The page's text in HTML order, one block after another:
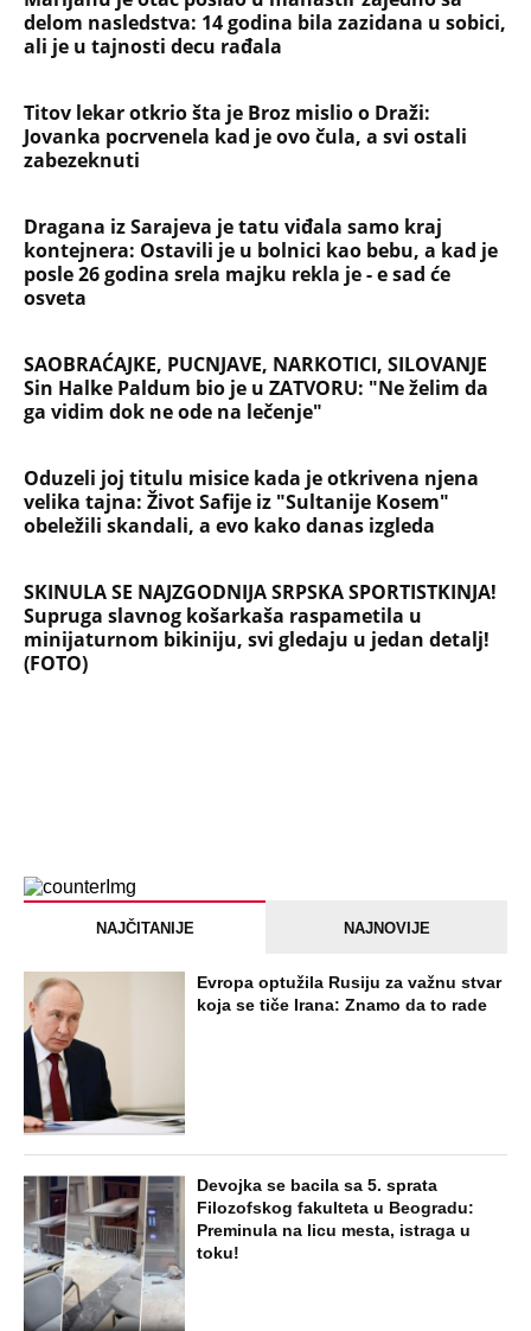
delom nasledstva: 14 godina bila zazidana u sobici,
ali je u tajnosti decu rađala
Titov lekar otkrio šta je Broz mislio o Draži:
Jovanka pocrvenela kad je ovo čula, a svi ostali
zabezeknuti
Dragana iz Sarajeva je tatu viđala samo kraj
kontejnera: Ostavili je u bolnici kao bebu, a kad je
posle 26 godina srela majku rekla je - e sad će
osveta
SAOBRAĆAJKE, PUCNJAVE, NARKOTICI, SILOVANJE
Sin Halke Paldum bio je u ZATVORU: "Ne želim da
ga vidim dok ne ode na lečenje"
Oduzeli joj titulu misice kada je otkrivena njena
velika tajna: Život Safije iz "Sultanije Kosem"
obeležili skandali, a evo kako danas izgleda
SKINULA SE NAJZGODNIJA SRPSKA SPORTISTKINJA!
Supruga slavnog košarkaša raspametila u
minijaturnom bikiniju, svi gledaju u jedan detalj!
(FOTO)
NAJČITANIJE NAJNOVIJE
Evropa optužila Rusiju za važnu stvar
koja se tiče Irana: Znamo da to rade
Devojka se bacila sa 5. sprata
Filozofskog fakulteta u Beogradu:
Preminula na licu mesta, istraga u
toku!